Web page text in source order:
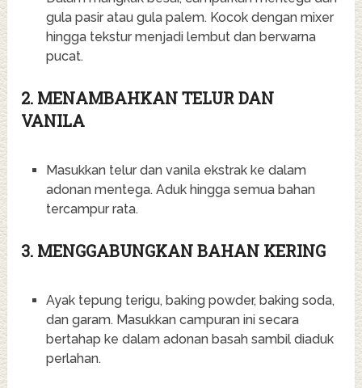
gula pasir atau gula palem. Kocok dengan mixer
hingga tekstur menjadi lembut dan berwarna
pucat.
2. MENAMBAHKAN TELUR DAN
VANILA
Masukkan telur dan vanila ekstrak ke dalam
adonan mentega. Aduk hingga semua bahan
tercampur rata.
3. MENGGABUNGKAN BAHAN KERING
Ayak tepung terigu, baking powder, baking soda,
dan garam. Masukkan campuran ini secara
bertahap ke dalam adonan basah sambil diaduk
perlahan.